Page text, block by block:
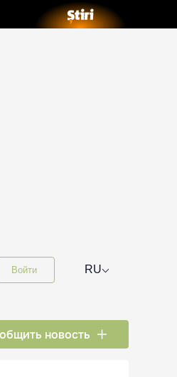
Войти RU⌵
новость